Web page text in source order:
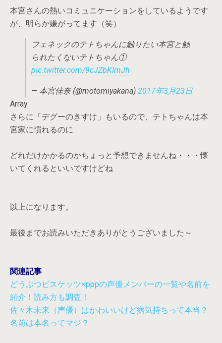
本宮さんの熱いコミュニケーションをしているようです
が、明らか嫌がってます（笑）
フェネックのテトちゃんに触りたい本宮と触
られたくないテトちゃん①
pic.twitter.com/9cJZbKImJh
— 本宮佳奈 (@motomiyakana) 2017年3月23日
Array
さらに「デグーのきすけ」もいるので、テトちゃんは本
宮家に慣れるのに
どれだけかかるのかちょっと予想できませんね・・・懐
いてくれるといいですけどね
以上になります。
最後までお読みいただきありがとうございました～
関連記事
どうぶつビスケッツ×pppの声優メンバーの一覧や名前を
紹介！読み方も調査！
佐々木未来（声優）はかわいいけど病気持ちって本当？
名前は本名ってマジ？